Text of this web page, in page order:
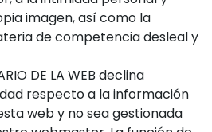
imagen, así como la
de competencia desleal y
DE LA WEB declina
respecto a la información
web y no sea gestionada